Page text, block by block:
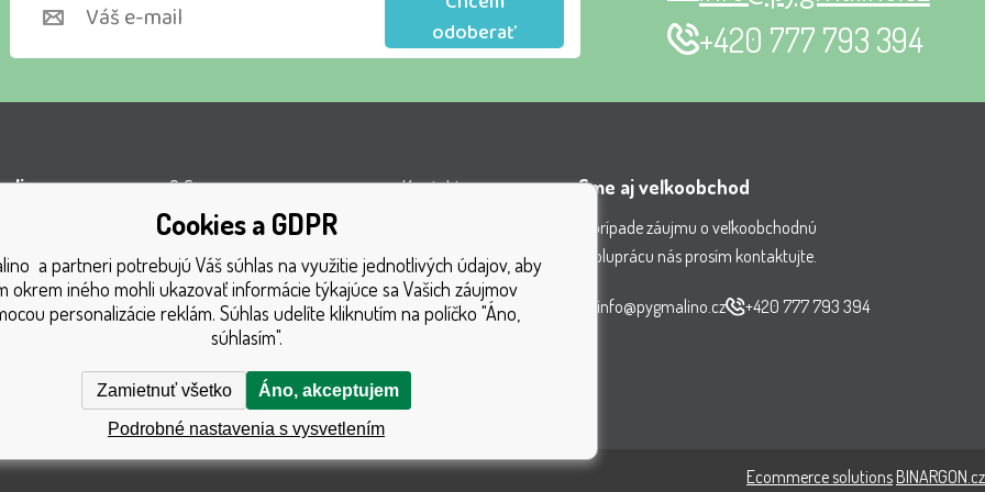
odoberať
+420 777 793 394
s.r.o.
Český Těšín
O firme
Obchodné podmienky
Doprava
Platba
GDPR
Reklamačný poriadok
Kontakty
Získané ocenenia
Katalóg hračiek
Sme aj veľkoobchod
V prípade záujmu o veľkoobchodnú
spoluprácu nás prosím kontaktujte.
info@pygmalino.cz +420 777 793 394
Ecommerce solutions BINARGON.cz
Cookies a GDPR
a partneri potrebujú Váš súhlas na využitie jednotlivých údajov, aby
okrem iného mohli ukazovať informácie týkajúce sa Vašich záujmov
personalizácie reklám. Súhlas udelíte kliknutím na políčko "Áno,
súhlasím".
Zamietnuť všetko Áno, akceptujem
Podrobné nastavenia s vysvetlením